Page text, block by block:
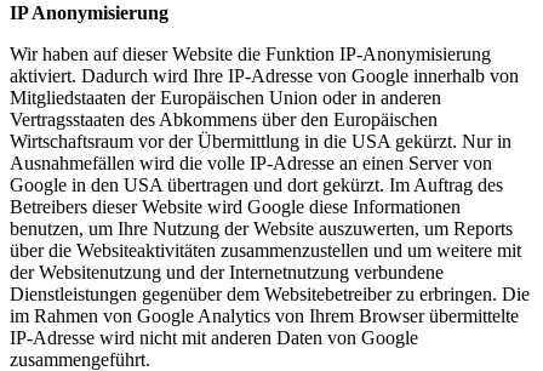
IP Anonymisierung
Wir haben auf dieser Website die Funktion IP-Anonymisierung
aktiviert. Dadurch wird Ihre IP-Adresse von Google innerhalb von
Mitgliedstaaten der Europäischen Union oder in anderen
Vertragsstaaten des Abkommens über den Europäischen
Wirtschaftsraum vor der Übermittlung in die USA gekürzt. Nur in
Ausnahmefällen wird die volle IP-Adresse an einen Server von
Google in den USA übertragen und dort gekürzt. Im Auftrag des
Betreibers dieser Website wird Google diese Informationen
benutzen, um Ihre Nutzung der Website auszuwerten, um Reports
über die Websiteaktivitäten zusammenzustellen und um weitere mit
der Websitenutzung und der Internetnutzung verbundene
Dienstleistungen gegenüber dem Websitebetreiber zu erbringen. Die
im Rahmen von Google Analytics von Ihrem Browser übermittelte
IP-Adresse wird nicht mit anderen Daten von Google
zusammengeführt.